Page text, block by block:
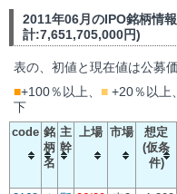
2011年06月のIPO銘柄情
計:7,651,705,000円)
表の、初値と現在値は公募
■+100％以上、 ■ +20％以上、
下
code 銘
柄
名
主
幹
上場 市場
想定
(仮条
件)